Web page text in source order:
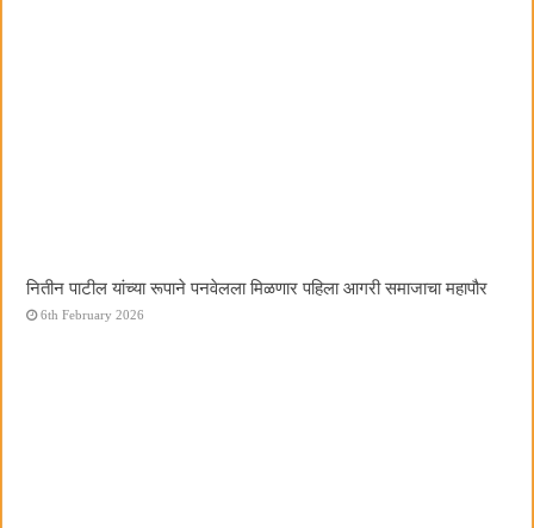
नितीन पाटील यांच्या रूपाने पनवेलला मिळणार पहिला आगरी समाजाचा महापौर
6th February 2026